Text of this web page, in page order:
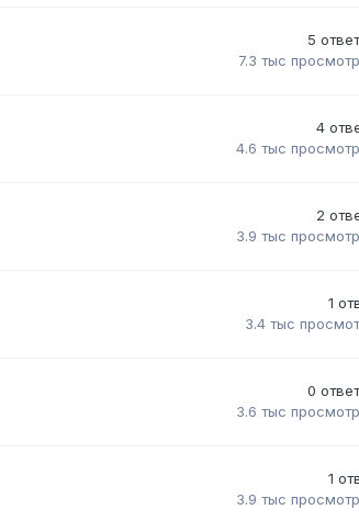
5
7.3 тыс
4
4.6 тыс
2
3.9 тыс
1
3.4 тыс
0
3.6 тыс
1
3.9 тыс